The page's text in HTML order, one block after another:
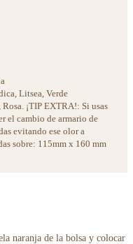
Litsea, Verde
¡TIP EXTRA!: Si usas
el cambio de armario de
evitando ese olor a
sobre: 115mm x 160 mm
naranja de la bolsa y colocar